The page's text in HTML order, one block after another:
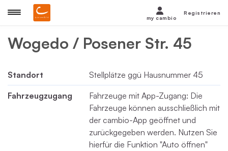
Wogedo / Posener Str. 45
Standort Stellplätze ggü Hausnummer 45
Fahrzeugzugang
Fahrzeuge mit App-Zugang: Die
Fahrzeuge können ausschließlich mit
der cambio-App geöffnet und
zurückgegeben werden. Nutzen Sie
hierfür die Funktion "Auto öffnen"
my cambio
Registrieren